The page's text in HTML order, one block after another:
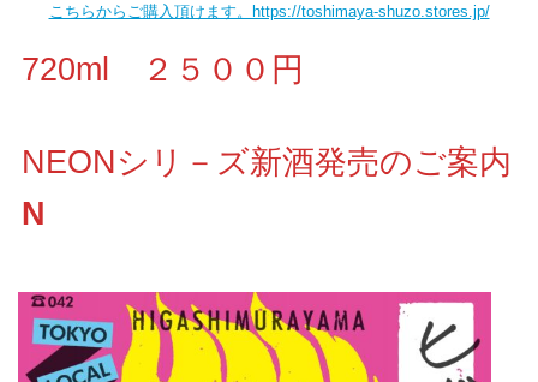
こちらからご購入頂けます。https://toshimaya-shuzo.stores.jp/
720ml ２５００円
NEONシリ－ズ新酒発売のご案内
N